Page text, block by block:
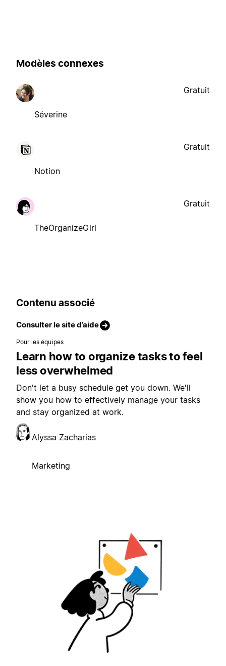
Modèles connexes
Séverine
Gratuit
Notion
Gratuit
TheOrganizeGirl
Gratuit
Contenu associé
Consulter le site d’aide
Pour les équipes
Learn how to organize tasks to feel
less overwhelmed
Don't let a busy schedule get you down. We'll
show you how to effectively manage your tasks
and stay organized at work.
Alyssa Zacharias
Marketing